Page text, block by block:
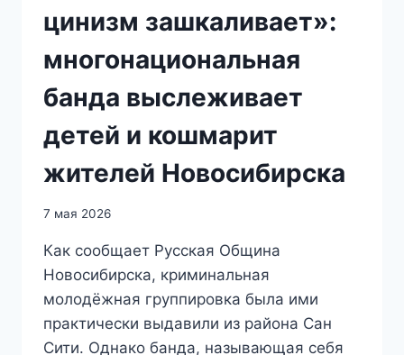
цинизм зашкаливает»:
многонациональная
банда выслеживает
детей и кошмарит
жителей Новосибирска
7 мая 2026
Как сообщает Русская Община
Новосибирска, криминальная
молодёжная группировка была ими
практически выдавили из района Сан
Сити. Однако банда, называющая себя